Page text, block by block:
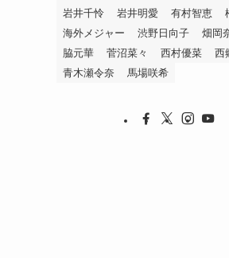
岩井千怜
岩井明愛 有村智恵
海外メジャー
渋野日向子 畑岡
脇元華
菅沼菜々 西村優菜
西
青木瀬令奈
馬場咲希